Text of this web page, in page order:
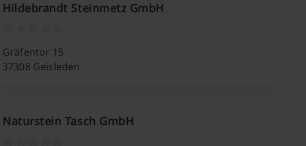
Hildebrandt Steinmetz GmbH
Gräfentor 15
37308 Geisleden
Naturstein Tasch GmbH